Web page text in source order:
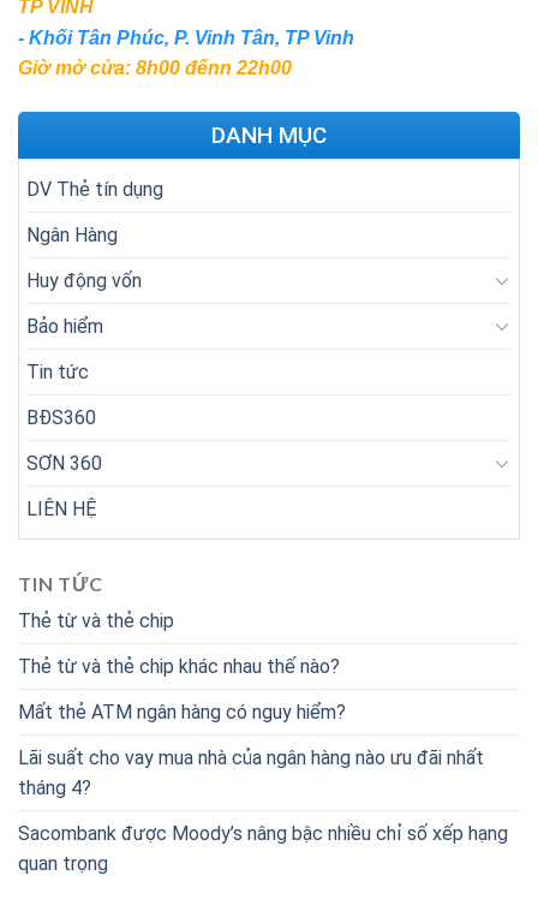
TP VINH
- Khối Tân Phúc, P. Vinh Tân, TP Vinh
Giờ mở cửa: 8h00 đếnn 22h00
DANH MỤC
DV Thẻ tín dụng
Ngân Hàng
Huy động vốn
Bảo hiểm
Tin tức
BĐS360
SƠN 360
LIÊN HỆ
TIN TỨC
Thẻ từ và thẻ chip
Thẻ từ và thẻ chip khác nhau thế nào?
Mất thẻ ATM ngân hàng có nguy hiểm?
Lãi suất cho vay mua nhà của ngân hàng nào ưu đãi nhất
tháng 4?
Sacombank được Moody’s nâng bậc nhiều chỉ số xếp hạng
quan trọng